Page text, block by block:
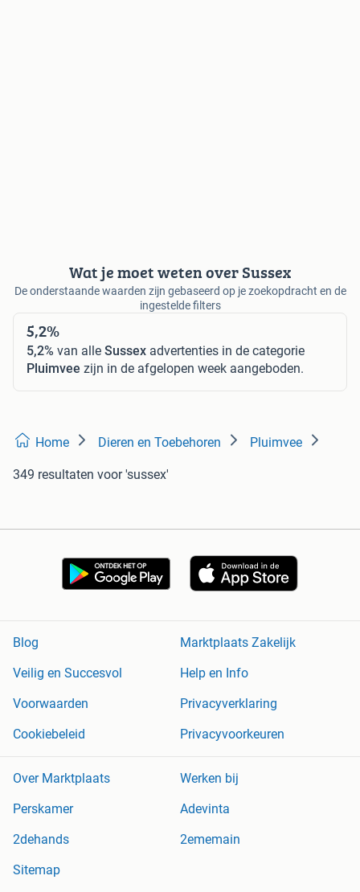
Wat je moet weten over Sussex
De onderstaande waarden zijn gebaseerd op je zoekopdracht en de
ingestelde filters
5,2%
5,2% van alle Sussex advertenties in de categorie
Pluimvee zijn in de afgelopen week aangeboden.
Home Dieren en Toebehoren Pluimvee
349 resultaten voor 'sussex'
Blog
Marktplaats Zakelijk
Veilig en Succesvol
Help en Info
Voorwaarden
Privacyverklaring
Cookiebeleid
Privacyvoorkeuren
Over Marktplaats
Werken bij
Perskamer
Adevinta
2dehands
2ememain
Sitemap